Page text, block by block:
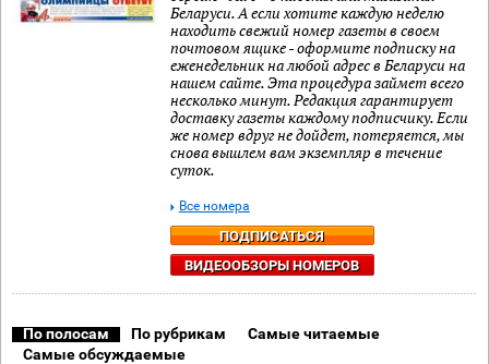
Беларуси. А если хотите каждую неделю
находить свежий номер газеты в своем
почтовом ящике - оформите подписку на
еженедельник на любой адрес в Беларуси на
нашем сайте. Эта процедура займет всего
несколько минут. Редакция гарантирует
доставку газеты каждому подписчику. Если
же номер вдруг не дойдет, потеряется, мы
снова вышлем вам экземпляр в течение
суток.
ПОДПИСАТЬСЯ
ВИДЕООБЗОРЫ НОМЕРОВ
Все номера
По полосам По рубрикам
Самые читаемые
Самые обсуждаемые